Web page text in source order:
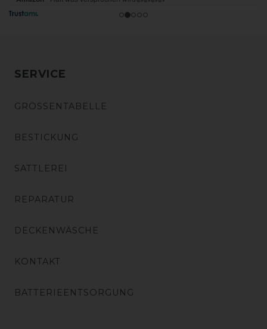
SERVICE
GRÖSSENTABELLE
BESTICKUNG
SATTLEREI
REPARATUR
DECKENWÄSCHE
KONTAKT
BATTERIEENTSORGUNG